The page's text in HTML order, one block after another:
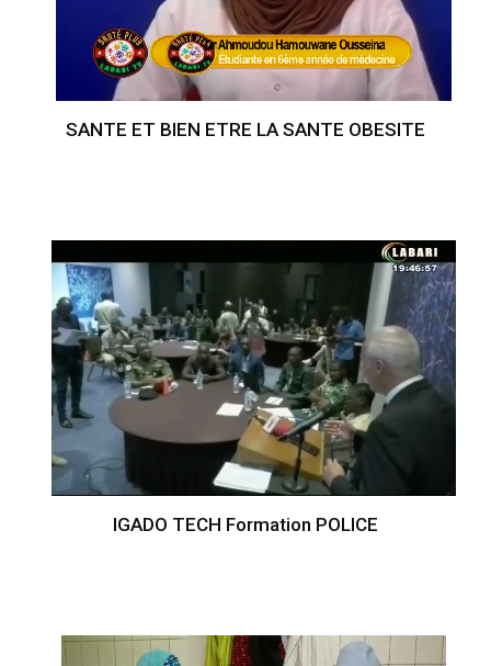
SANTE ET BIEN ETRE LA SANTE OBESITE
IGADO TECH Formation POLICE